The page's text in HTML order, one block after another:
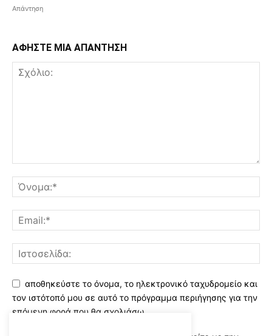
Απάντηση
ΑΦΗΣΤΕ ΜΙΑ ΑΠΑΝΤΗΣΗ
αποθηκεύστε το όνομα, το ηλεκτρονικό ταχυδρομείο και
τον ιστότοπό μου σε αυτό το πρόγραμμα περιήγησης για την
επόμενη φορά που θα σχολιάσω.